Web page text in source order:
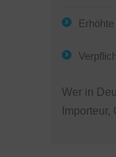
Wer in